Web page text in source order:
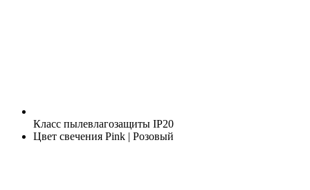
Класс пылевлагозащиты IP20
Цвет свечения Pink | Розовый